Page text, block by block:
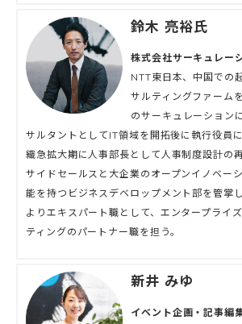
鈴木 亮裕氏
株式会社サーキュレー
NTT東日本、中国での
サルティングファーム
のサーキュレーション
サルタントとしてIT領域を開拓後に執行役員
織急拡大期に人事部長として人事制度設計の
サイドセールスと大企業のオープンイノベー
能を持つビジネスデベロップメント部を管掌
よりエキスパート職として、エンタープライ
ティングのパートナー職を担う。
新井 みゆ
イベント企画・記事編